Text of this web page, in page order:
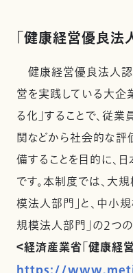
「健康経営優良法
健康経営優良法人認
営を実践している大企
る化」することで、従
関などから社会的な評
備することを目的に、
です。本制度では、大
模法人部門」と、中小
規模法人部門」の2つ
＜経済産業省「健康経